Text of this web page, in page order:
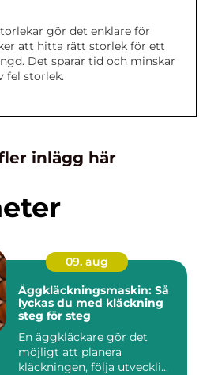
gör det enklare för
att hitta rätt storlek för ett
Det sparar tid och minskar
fel storlek.
inlägg här
09. aug
Äggkläckningsmaskin: Så
lyckas du med kläckning
steg för steg
En äggkläckare gör det
möjligt att planera
kläckningen, följa utveckli...